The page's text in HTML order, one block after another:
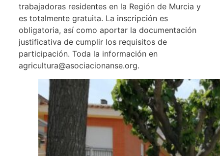
trabajadoras residentes en la Región de Murcia y
es totalmente gratuita. La inscripción es
obligatoria, así como aportar la documentación
justificativa de cumplir los requisitos de
participación. Toda la información en
agricultura@asociacionanse.org.